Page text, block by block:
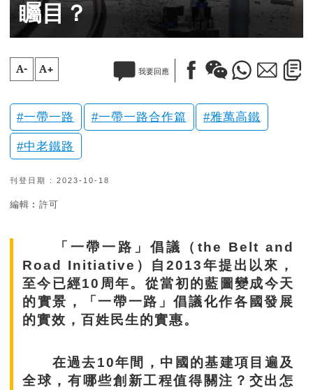
矚目？
A- A+ 我要回應
一帶一路 一帶一路合作篇 雅萬高鐵
中老鐵路
刊登日期 : 2023-10-18
編輯︰許可
「一帶一路」倡議（the Belt and
Road Initiative）自2013年提出以來，
至今已經10周年。從當初的藍圖變成今天
的實景，「一帶一路」倡議化作各國發展
的實效，百姓民生的實惠。
在過去10年間，中國的基建項目遍及
全球，有哪些創新工程值得關注？交出怎